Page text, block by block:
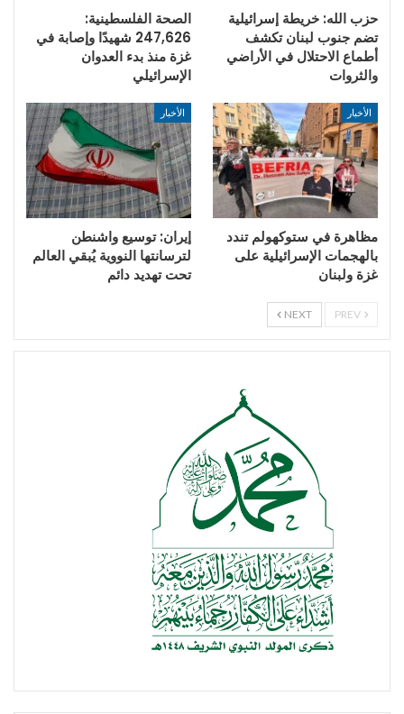
حزب الله: خريطة إسرائيلية
تضم جنوب لبنان تكشف
أطماع الاحتلال في الأراضي
والثروات
الصحة الفلسطينية:
247,626 شهيدًا وإصابة في
غزة منذ بدء العدوان
الإسرائيلي
الأخبار
مظاهرة في ستوكهولم تندد
بالهجمات الإسرائيلية على
غزة ولبنان
الأخبار
إيران: توسيع واشنطن
لترسانتها النووية يُبقي العالم
تحت تهديد دائم
NEXT